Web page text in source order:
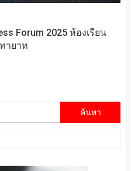
Forum 2025 ห้องเรียน
ายาท
สำหรับ: